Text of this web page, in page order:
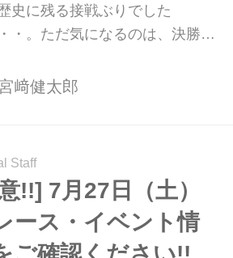
史に残る接戦ぶりでした
・。ただ気になるのは、決勝を
が確定していないこと・・・で
﨑健太郎
Staff
!!] 7月27日（土）
ース・イベント情